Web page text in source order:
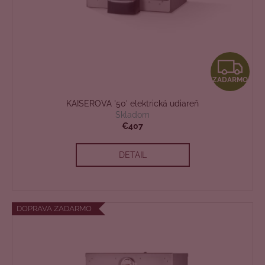
Z
A
ZADARMO
KAISEROVA '50' elektrická udiareň
Skladom
€407
DETAIL
DOPRAVA ZADARMO